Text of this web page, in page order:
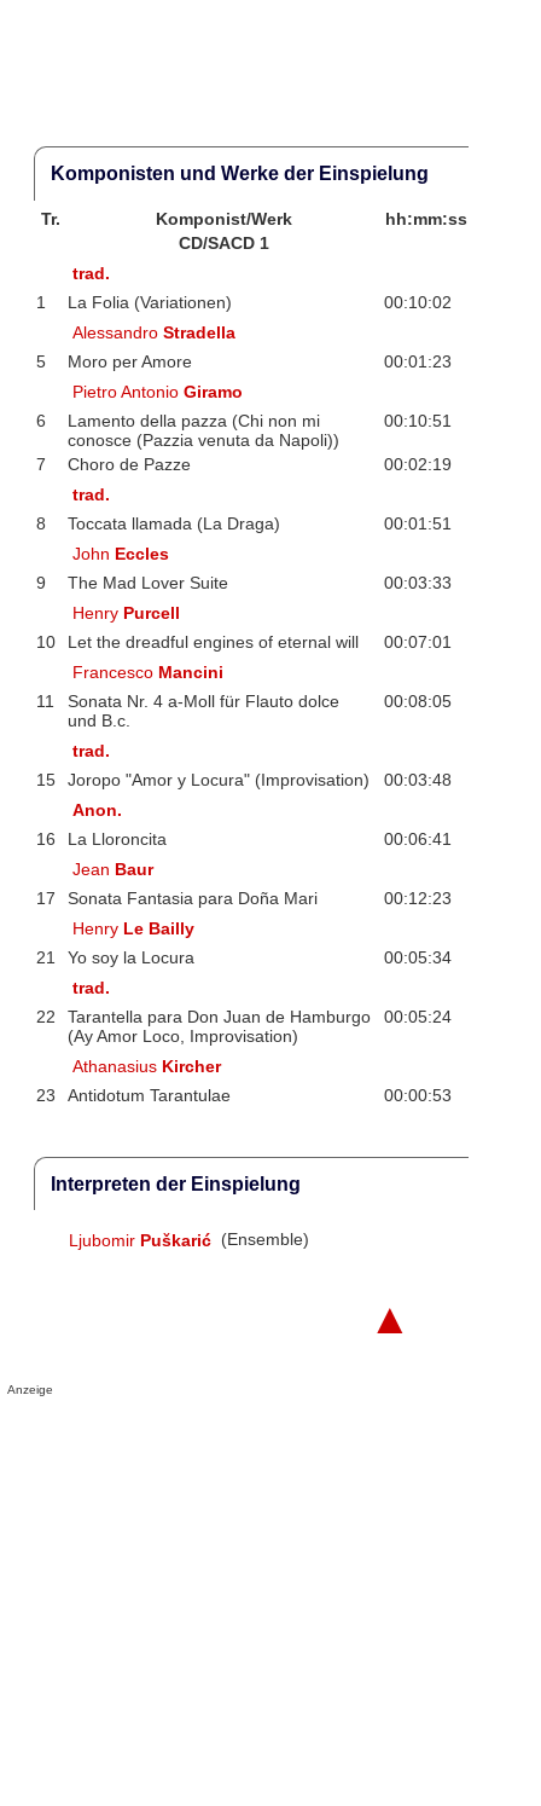
Komponisten und Werke der Einspielung
Tr. Komponist/Werk
hh:mm:ss
CD/SACD 1
trad.
1
La Folia (Variationen)
00:10:02
AlessandroStradella
5
Moro per Amore
00:01:23
Pietro AntonioGiramo
6
Lamento della pazza (Chi non mi
conosce (Pazzia venuta da Napoli))
00:10:51
7 Choro de Pazze
00:02:19
trad.
8
Toccata llamada (La Draga)
00:01:51
John Eccles
9
The Mad Lover Suite
00:03:33
Henry Purcell
10
Let the dreadful engines of eternal will
00:07:01
Francesco Mancini
11
Sonata Nr. 4 a-Moll für Flauto dolce
und B.c.
00:08:05
trad.
15
Joropo "Amor y Locura" (Improvisation)
00:03:48
Anon.
16
La Lloroncita
00:06:41
Jean Baur
17
Sonata Fantasia para Doña Mari
00:12:23
Henry Le Bailly
21
Yo soy la Locura
00:05:34
trad.
22
Tarantella para Don Juan de Hamburgo
(Ay Amor Loco, Improvisation)
00:05:24
Athanasius Kircher
23
Antidotum Tarantulae 00:00:53
Interpreten der Einspielung
Ljubomir Puškarić (Ensemble)
▲
Anzeige